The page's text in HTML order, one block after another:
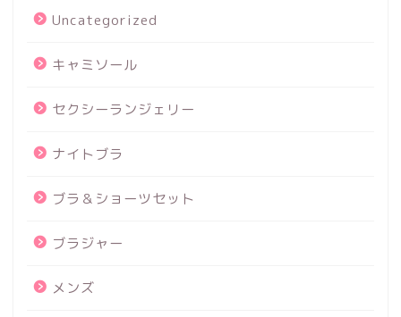
Uncategorized
キャミソール
セクシーランジェリー
ナイトブラ
ブラ＆ショーツセット
ブラジャー
メンズ